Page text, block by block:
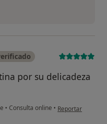
por su delicadeza
• Consulta online • en opinión del
Reportar